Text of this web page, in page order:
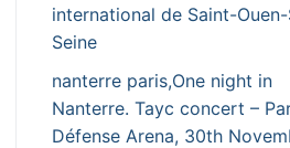
international de Saint-
Seine
nanterre paris,One night in
Nanterre. Tayc concert –
Défense Arena, 30th